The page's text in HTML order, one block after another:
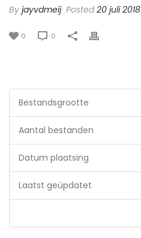
By jayvdmeij Posted20 juli 2018
0 0
Bestandsgrootte
Aantal bestanden
Datum plaatsing
Laatst geüpdatet